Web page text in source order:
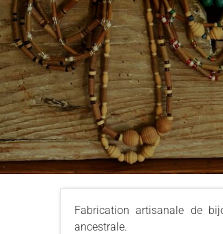
Fabrication artisanale de
ancestrale.